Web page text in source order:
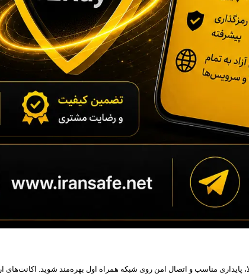
پایداری مناسب و اتصال امن روی شبکه همراه اول بهره‌مند شوید.